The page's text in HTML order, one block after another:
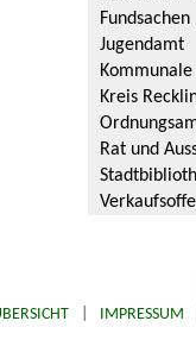
Fundsachen
Jugendamt
Kreis
Rat und
IMPRESSUM